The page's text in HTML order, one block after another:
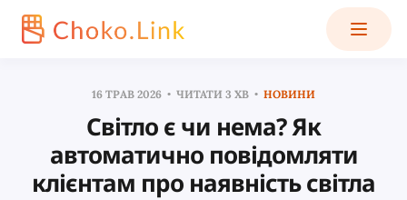
16 ТРАВ 2026 ЧИТАТИ 3 ХВ НОВИНИ
Світло є чи нема? Як
автоматично повідомляти
клієнтам про наявність світла